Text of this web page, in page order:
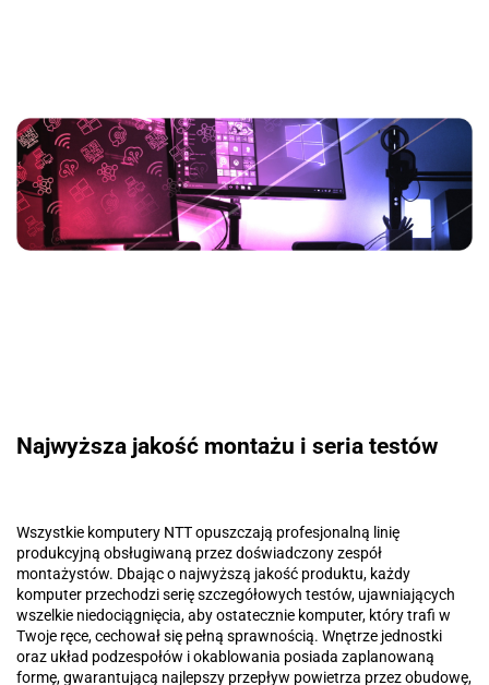
Najwyższa jakość montażu i seria testów
Wszystkie komputery NTT opuszczają profesjonalną linię
produkcyjną obsługiwaną przez doświadczony zespół
montażystów. Dbając o najwyższą jakość produktu, każdy
komputer przechodzi serię szczegółowych testów, ujawniających
wszelkie niedociągnięcia, aby ostatecznie komputer, który trafi w
Twoje ręce, cechował się pełną sprawnością. Wnętrze jednostki
oraz układ podzespołów i okablowania posiada zaplanowaną
formę, gwarantującą najlepszy przepływ powietrza przez obudowę,